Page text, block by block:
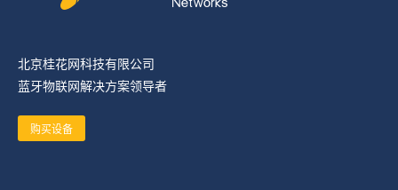
北京桂花网科技有限公司
蓝牙物联网解决方案领导者
购买设备